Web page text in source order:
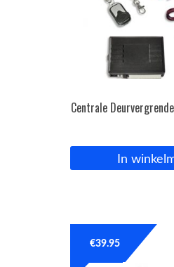
Bedrijfswagen parts
Inloggen / Registreren
Centrale
In
€39.95